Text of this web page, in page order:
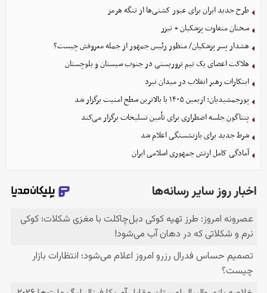
طرح جدید ایران برای عبور کشتی‌ها از تنگه هرمز
سخنان متفاوت پزشکیان + تیزر
هشدار پسر پزشکیان/ منظور رئیس جمهور از جمله معروفش چیست؟
هلاکت اعضای یک تیم تروریستی در جنوب سیستان و بلوچستان
ابتکارات رهبر انقلاب در میدان نبرد
پورجمشیدیان: اربعین ۱۴۰۵ با بالاترین سطح امنیت برگزار شد
پنتاگون جلسه اضطراری برای تأمین تسلیحات برگزار می‌کند
شرط جدید برای بازنشستگی اعلام شد
آمادگی کامل ارتش جمهوری اسلامی ایران